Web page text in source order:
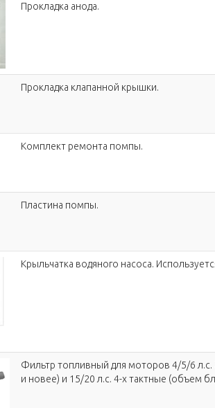
Прокладка анода.
Прокладка клапанной крышки.
Комплект ремонта помпы.
Пластина помпы.
Крыльчатка водяного насоса.
Фильтр топливный для моторов 4/5/6 л.с.
и новее) и 15/20 л.с. 4-х тактные (объем